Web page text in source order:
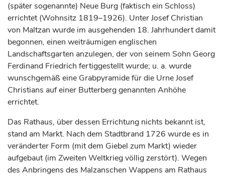
(später sogenannte) Neue Burg (faktisch ein Schloss)
errichtet (Wohnsitz 1819–1926). Unter Josef Christian
von Maltzan wurde im ausgehenden 18. Jahrhundertdamit
begonnen, einen weiträumigen englischen
Landschaftsgarten anzulegen, der von seinem Sohn Georg
Ferdinand Friedrich fertiggestellt wurde; u. a. wurde
wunschgemäß eine Grabpyramide für die Urne Josef
Christians auf einer Butterberg genannten Anhöhe
errichtet.
Das Rathaus, über dessen Errichtung nichts bekannt ist,
stand am Markt. Nach dem Stadtbrand 1726 wurde es in
veränderter Form (mit dem Giebel zum Markt) wieder
aufgebaut (im Zweiten Weltkrieg völlig zerstört). Wegen
des Anbringens des Malzanschen Wappens am Rathaus